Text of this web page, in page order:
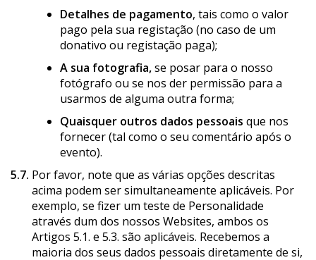
Detalhes de pagamento, tais como o valor
pago pela sua registação (no caso de um
donativo ou registação paga);
A sua fotografia,se posar para o nosso
fotógrafo ou se nos der permissão para a
usarmos de alguma outra forma;
Quaisquer outros dados pessoais que nos
fornecer (tal como o seu comentário após o
evento).
5.7. Por favor, note que as várias opções descritas
acima podem ser simultaneamente aplicáveis. Por
exemplo, se fizer um teste de Personalidade
através dum dos nossos Websites, ambos os
Artigos 5.1. e 5.3. são aplicáveis. Recebemos a
maioria dos seus dados pessoais diretamente de si,